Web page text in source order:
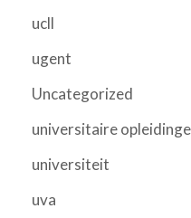
ucll
ugent
Uncategorized
universitaire
universiteit
uva